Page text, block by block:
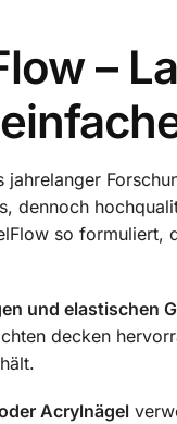
–
dennoch
so formuliert,
und elastischen
decken
Acrylnägel